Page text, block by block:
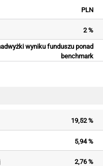
PLN
2 %
wyniku funduszu ponad
benchmark
19,52 %
5,94 %
2,76 %